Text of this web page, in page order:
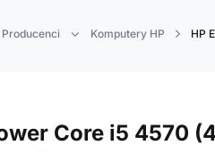
Producenci Komputery HP HP
Core i5 4570